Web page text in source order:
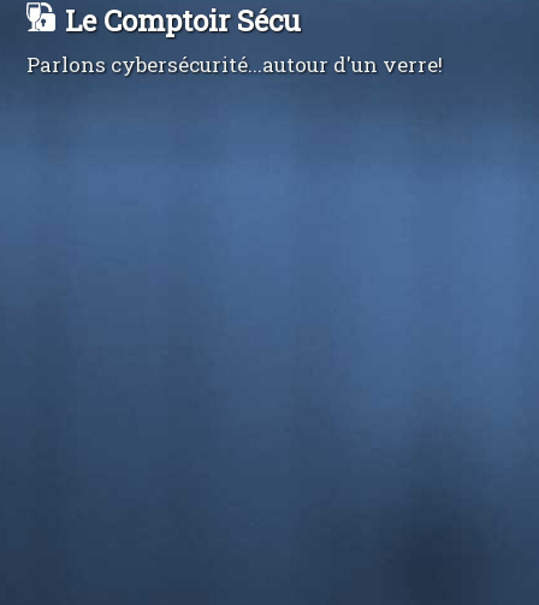
Le Comptoir Sécu
Parlons cybersécurité...autour d'un verre!